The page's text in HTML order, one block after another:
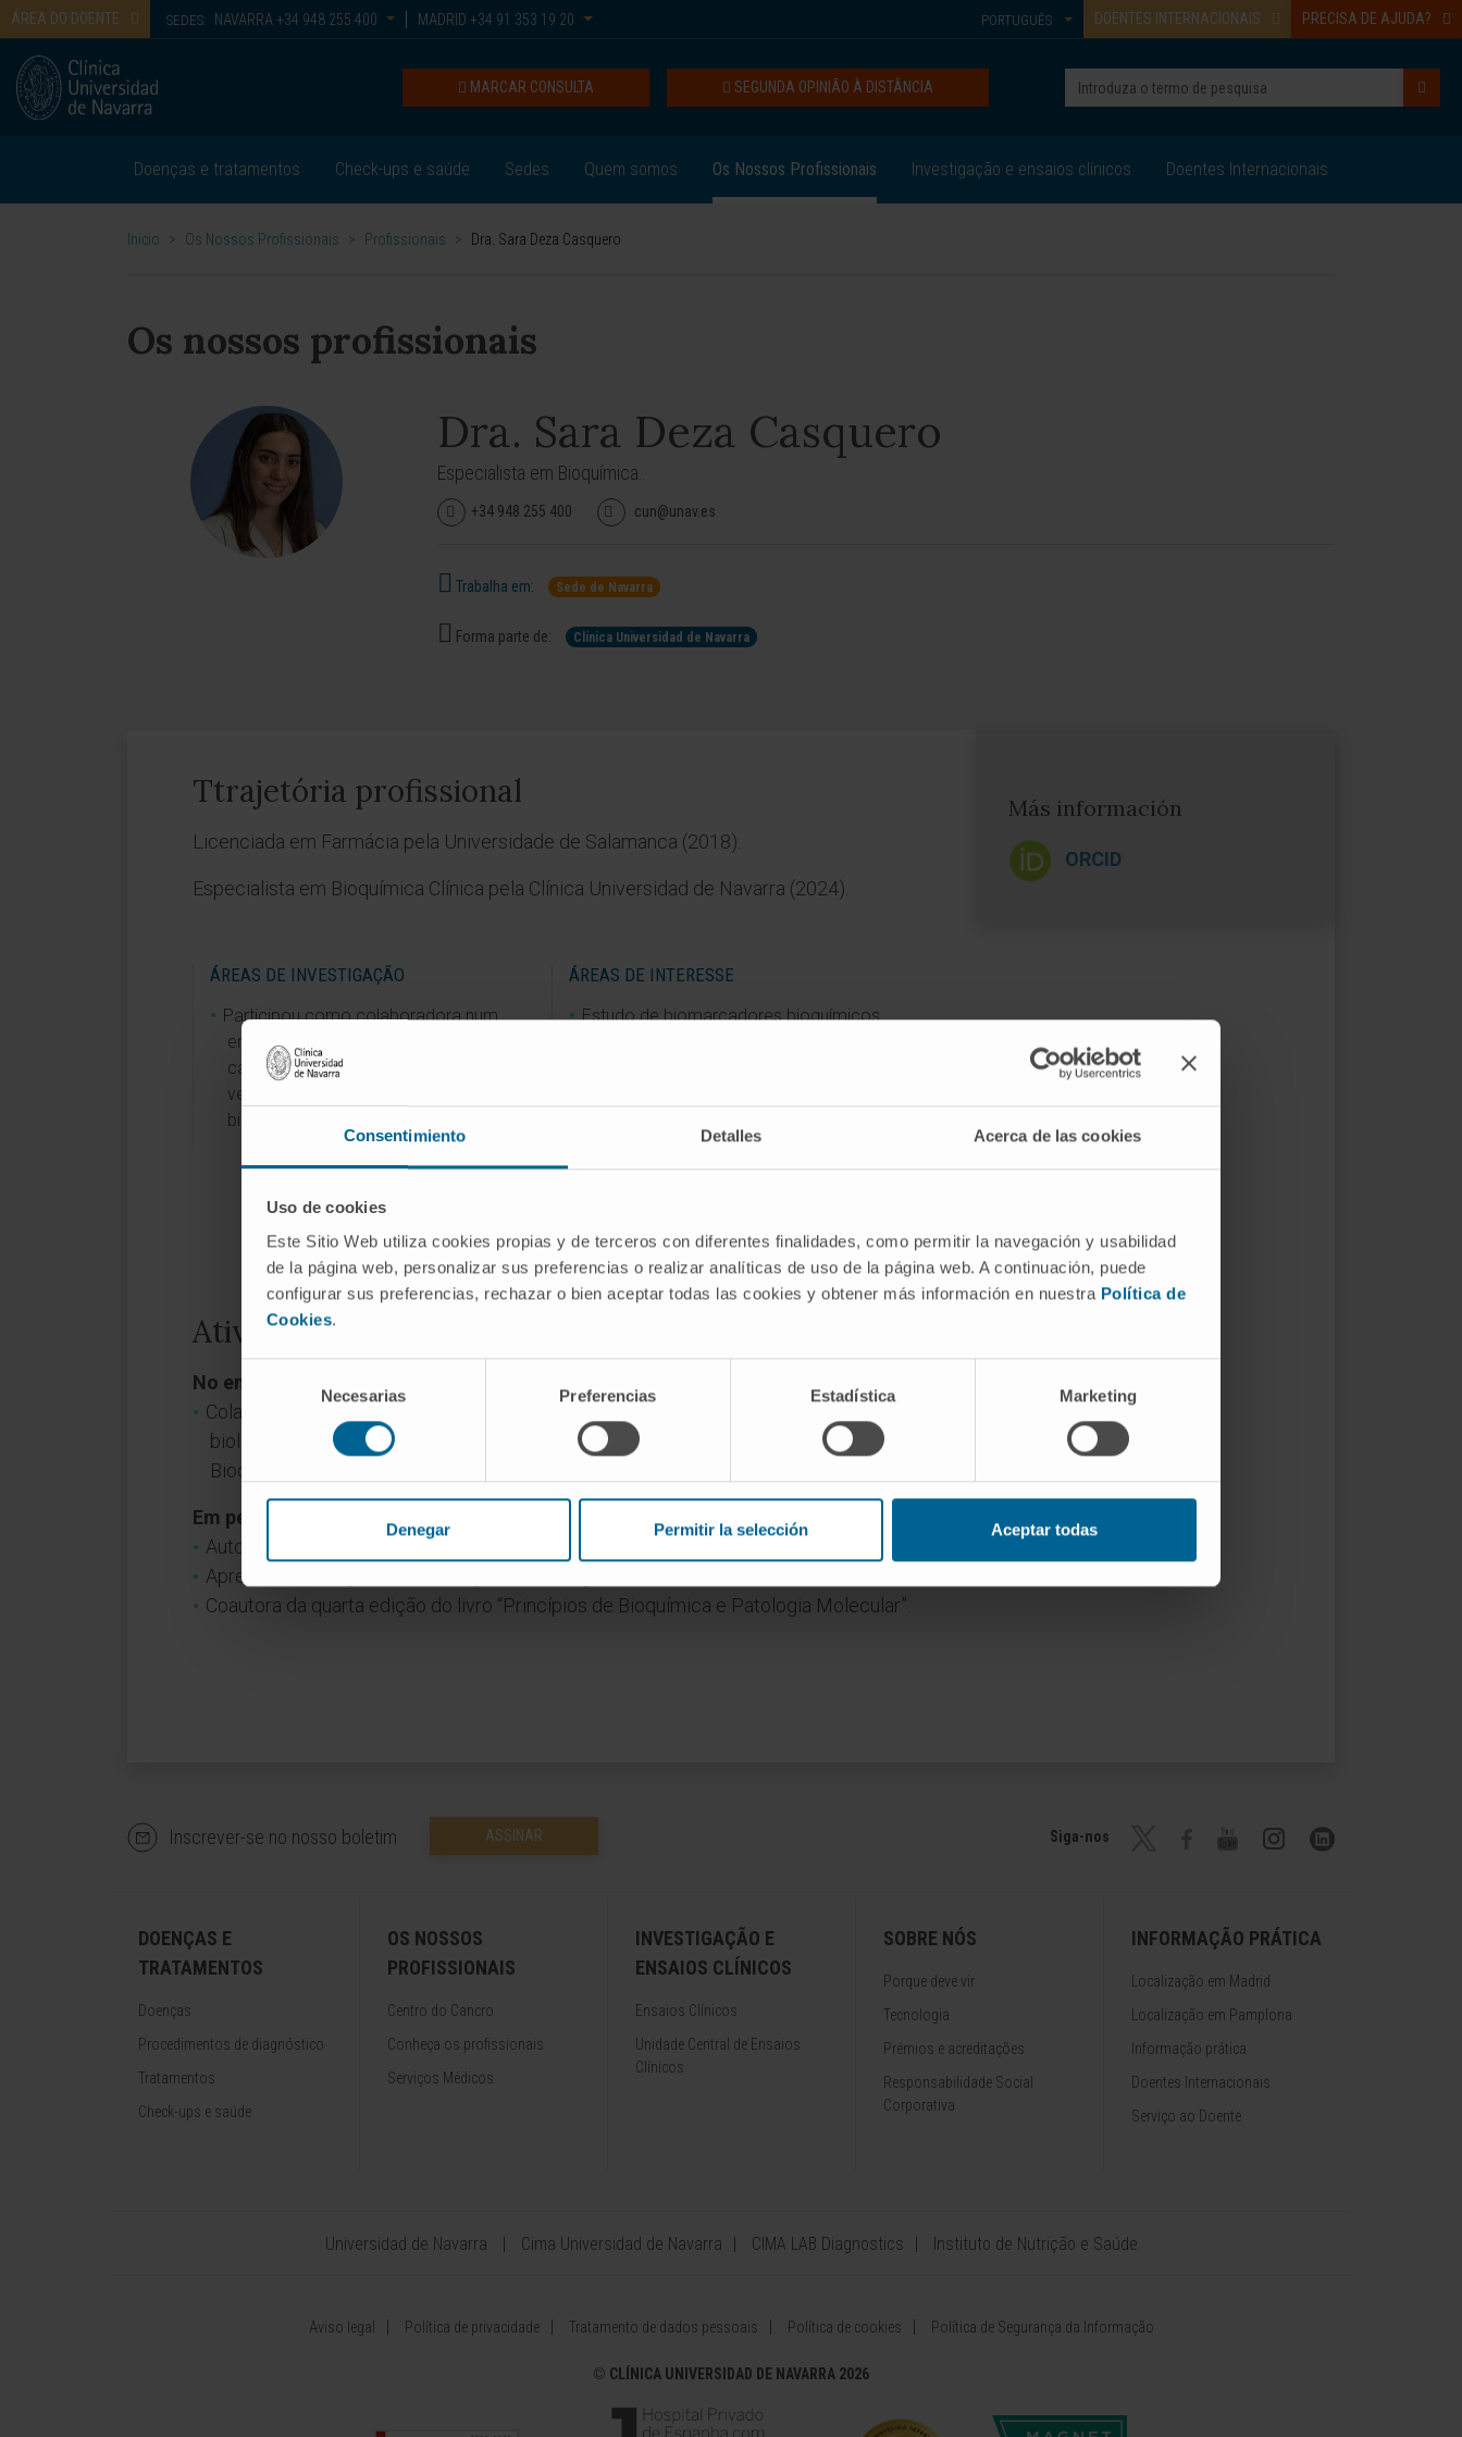
Consentimiento Detalles Acerca de las cookies
Uso de cookies
Este Sitio Web utiliza cookies propias y de terceros con diferentes finalidades, como permitir la navegación y usabilidad
de la página web, personalizar sus preferencias o realizar analíticas de uso de la página web. A continuación, puede
configurar sus preferencias, rechazar o bien aceptar todas las cookies y obtener más información en nuestra Política de
Cookies.
consentimiento
Necesarias Preferencias Estadística Marketing
Denegar Permitir la selección Aceptar todas
ÁREA DO DOENTE SEDES: NAVARRA +34 948 255 400 MADRID +34 91 353 19 20 DOENTES INTERNACIONAIS PRECISA DE AJUDA?
PORTUGUÊS
SEGUNDA OPINIÃO À DISTÂNCIA
MARCAR CONSULTA
Doenças e tratamentos Check-ups e saúde Sedes Quem somos Os Nossos Profissionais Investigação e ensaios clínicos Doentes Internacionais
Inicio > Os Nossos Profissionais > Profissionais > Dra. Sara Deza Casquero
Os nossos profissionais
Dra. Sara Deza Casquero
Especialista em Bioquímica.
+34 948 255 400 cun@unav.es
Trabalha em: Sede de Navarra
Forma parte de: Clínica Universidad de Navarra
Ttrajetória profissional
Licenciada em Farmácia pela Universidade de Salamanca (2018).
Especialista em Bioquímica Clínica pela Clínica Universidad de Navarra (2024).
ÁREAS DE INVESTIGAÇÃO
Participou como colaboradora num
ensaio clínico para o estudo do sangue
capilar como alternativa ao sangue
venoso para a realização de análises
bioquímicas.
ÁREAS DE INTERESSE
Estudo de biomarcadores bioquímicos
Atividade
No ensino
Colaboradora Docente das unidades curriculares “Bioquímica Clínica” e “Análises
biológicas e diagnóstico laboratorial” nos cursos de licenciatura em Biologia,
Bioquímica e Farmácia da Universidade de Navarra.
Em pesquisa
Autora de 6 artigos publicados em revistas científicas internacionais.
Apresentou múltiplas comunicações em congressos nacionais e internacionais.
Coautora da quarta edição do livro “Princípios de Bioquímica e Patologia Molecular”.
Más información
ORCID
Inscrever-se no nosso boletim ASSINAR Siga-nos
DOENÇAS E
TRATAMENTOS
Doenças
Procedimentos de diagnóstico
Tratamentos
Check-ups e saúde
OS NOSSOS
PROFISSIONAIS
Centro do Cancro
Conheça os profissionais
Serviços Médicos
INVESTIGAÇÃO E
ENSAIOS CLÍNICOS
Ensaios Clínicos
Unidade Central de Ensaios
Clínicos
SOBRE NÓS
Porque deve vir
Tecnologia
Prémios e acreditações
Responsabilidade Social
Corporativa
INFORMAÇÃO PRÁTICA
Localização em Madrid
Localização em Pamplona
Informação prática
Doentes Internacionais
Serviço ao Doente
Universidad de Navarra Cima Universidad de Navarra CIMA LAB Diagnostics Instituto de Nutrição e Saúde
Aviso legal Política de privacidade Tratamento de dados pessoais Política de cookies Política de Segurança da Informação
© CLÍNICA UNIVERSIDAD DE NAVARRA 2026